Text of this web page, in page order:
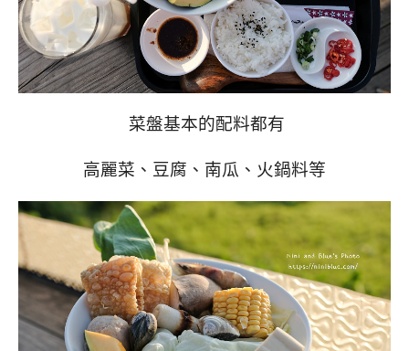
菜盤基本的配料都有
高麗菜、豆腐、南瓜、火鍋料等